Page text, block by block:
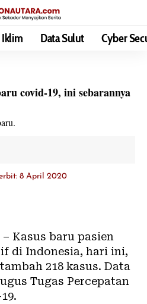
Iklim Data Sulut Cyber
covid-19, ini sebarannya
8 April 2020
– Kasus baru pasien
di Indonesia, hari ini,
218 kasus. Data
Tugas Percepatan
.